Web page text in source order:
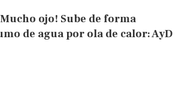
ojo! Sube de forma
de agua por ola de calor: AyD